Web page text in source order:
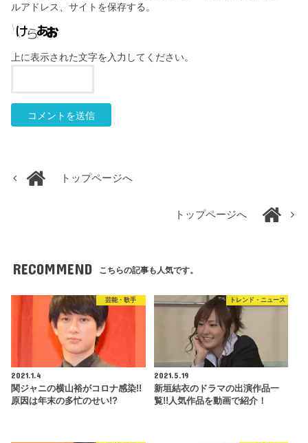
ルアドレス、サイトを保存する。
上に表示された文字を入力してください。
トップページへ
トップページへ
RECOMMEND こちらの記事も人気です。
芸能・歌手
2021.1.4
関ジャニの横山裕がコロナ感染!!
原因は年末の多忙のせい!?
トレンド・ニュース
2021.5.19
新垣結衣のドラマの出演作品一
覧!!人気作品を動画で紹介！